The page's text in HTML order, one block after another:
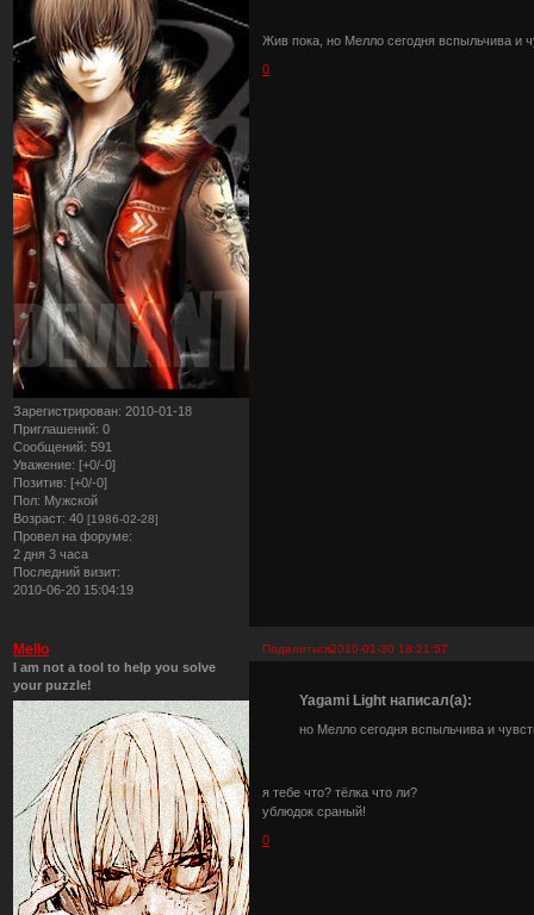
Зарегистрирован: 2010-01-18
Приглашений: 0
Сообщений: 591
Уважение: [+0/-0]
Позитив: [+0/-0]
Пол: Мужской
Возраст: 40 [1986-02-28]
Провел на форуме:
2 дня 3 часа
Последний визит:
2010-06-20 15:04:19
Жив пока, но Мелло сегодня вспыльчива и
0
Поделиться2010-01-30 18:21:57
Mello
I am not a tool to help you solve
your puzzle!
Yagami Light написал(а):
но Мелло сегодня вспыльчива и
я тебе что? тёлка что ли?
ублюдок сраный!
0